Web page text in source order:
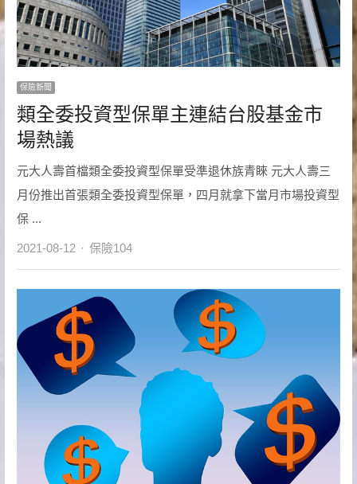
保險新聞
類全委投資型保單主連結台股基金市
場熱議
元大人壽首檔類全委投資型保單受準退休族青睞 元大人壽三
月份推出首張類全委投資型保單，四月就拿下當月市場投資型
保 ...
2021-08-12 Author
保險104